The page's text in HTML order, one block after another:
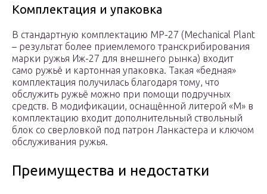
Комплектация и упаковка
В стандартную комплектацию MP-27 (Mechanical Plant
– результат более приемлемого транскрибирования
марки ружья Иж-27 для внешнего рынка) входит
само ружьё и картонная упаковка. Такая «бедная»
комплектация получилась благодаря тому, что
обслужить ружьё можно при помощи подручных
средств. В модификации, оснащённой литерой «М» в
комплектацию входит дополнительный ствольный
блок со сверловкой под патрон Ланкастера и ключом
обслуживания ружья.
Преимущества и недостатки